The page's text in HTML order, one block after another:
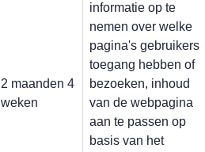
2 maanden 4
weken
informatie op te
nemen over welke
pagina's gebruikers
toegang hebben of
bezoeken, inhoud
van de webpagina
aan te passen op
basis van het